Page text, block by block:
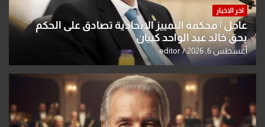
اخر الاخبار
عاجل | محكمة التمييز الاتحادية تصادق على الحكم
بحق خالد عبد الواحد كبيان
أغسطس 6, 2026 editor